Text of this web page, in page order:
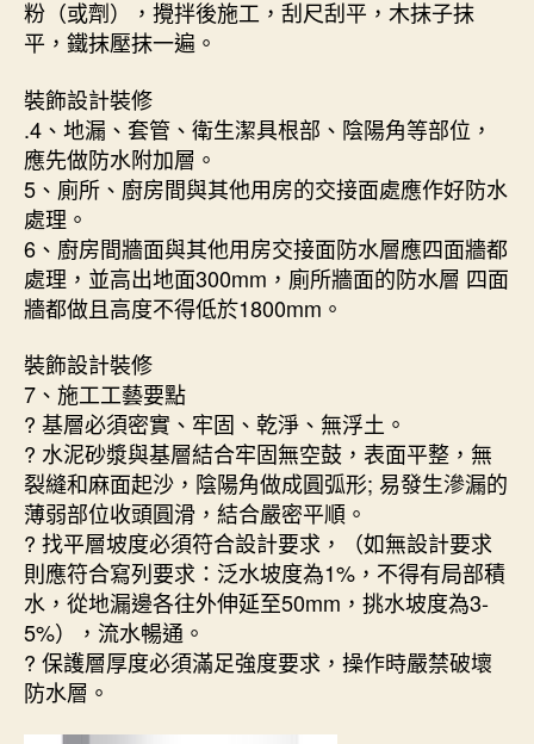
粉（或劑），攪拌後施工，刮尺刮平，木抹子抹
平，鐵抹壓抹一遍。
裝飾設計裝修
.4、地漏、套管、衛生潔具根部、陰陽角等部位，
應先做防水附加層。
5、廁所、廚房間與其他用房的交接面處應作好防水
處理。
6、廚房間牆面與其他用房交接面防水層應四面牆都
處理，並高出地面300mm，廁所牆面的防水層 四面
牆都做且高度不得低於1800mm。
裝飾設計裝修
7、施工工藝要點
? 基層必須密實、牢固、乾淨、無浮土。
? 水泥砂漿與基層結合牢固無空鼓，表面平整，無
裂縫和麻面起沙，陰陽角做成圓弧形; 易發生滲漏的
薄弱部位收頭圓滑，結合嚴密平順。
? 找平層坡度必須符合設計要求，（如無設計要求
則應符合寫列要求：泛水坡度為1%，不得有局部積
水，從地漏邊各往外伸延至50mm，挑水坡度為3-
5%），流水暢通。
? 保護層厚度必須滿足強度要求，操作時嚴禁破壞
防水層。